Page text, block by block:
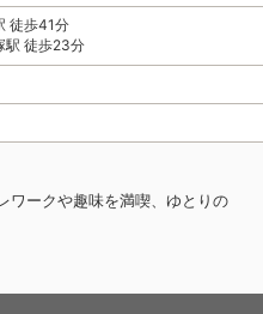
徒歩41分
駅 徒歩23分
ークや趣味を満喫、ゆとりの